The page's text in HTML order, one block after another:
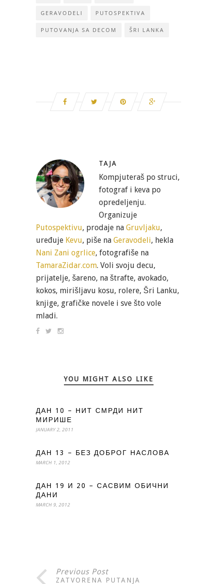
GERAVODELI PUTOSPEKTIVA
PUTOVANJA SA DECOM ŠRI LANKA
TAJA
Kompjuteraš po struci,
fotograf i keva po
opredeljenju.
Organizuje
Putospektivu, prodaje na Gruvljaku,
uređuje Kevu, piše na Geravodeli, hekla
Nani Zani ogrlice, fotografiše na
TamaraZidar.com. Voli svoju decu,
prijatelje, šareno, na štrafte, avokado,
kokos, mirišljavu kosu, rolere, Šri Lanku,
knjige, grafičke novele i sve što vole
mladi.
YOU MIGHT ALSO LIKE
ДАН 10 – НИТ СМРДИ НИТ
МИРИШЕ
JANUARY 2, 2011
ДАН 13 – БЕЗ ДОБРОГ НАСЛОВА
MARCH 1, 2012
ДАН 19 И 20 – САСВИМ ОБИЧНИ
ДАНИ
MARCH 9, 2012
Previous Post
ZATVORENA PUTANJA